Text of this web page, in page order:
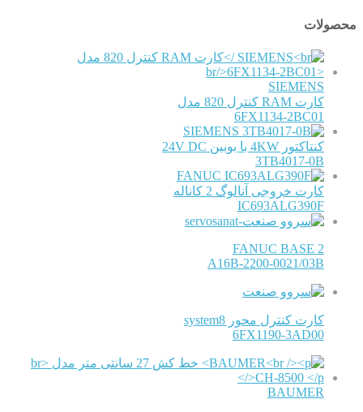
محصولات
SIEMENS
کارت RAM کنترل 820 مدل
6FX1134-2BC01
SIEMENS
کنتاکتور 4KW با بوبین 24V DC
3TB4017-0B
FANUC
کارت خروجی آنالوگ 2 کاناله
IC693ALG390F
FANUC BASE 2
A16B-2200-0021/03B
کارت کنترل محور system8
6FX1190-3AD00
BAUMER